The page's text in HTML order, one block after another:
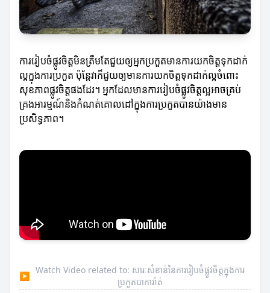
ការរៀបចំផ្លូវចិត្តមិនត្រឹមតែជួយឲ្យអ្នកប្រកួតមានការយកចិត្តទុកដាក់
ល្អក្នុងការប្រកួត ប៉ុន្តែវាក៏ជួយឲ្យមានការយកចិត្តទុកដាក់ល្អចំពោះ
សុខភាពផ្លូវចិត្តផងដែរ។ អ្នកដែលមានការរៀបចំផ្លូវចិត្តល្អអាចគ្រប់
គ្រងអារម្មណ៍និងកំណត់គោលដៅក្នុងការប្រកួតបានយ៉ាងមាន
ប្រសិទ្ធភាព។
▶
Watch Video related to: សារៈសំខាន់នៃការរៀបចំផ្លូវចិត្តក្នុងការ
ប្រកួតបាការ៉ាត់